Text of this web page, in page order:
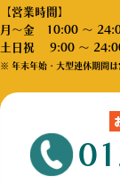
【営業時間】
月～金 10:00 ～
土日祝 9:00 ～ 24:00
※ 年末年始・大型連休期間